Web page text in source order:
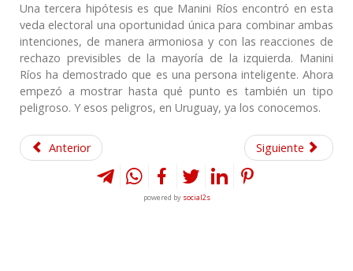
Una tercera hipótesis es que Manini Ríos encontró en esta
veda electoral una oportunidad única para combinar ambas
intenciones, de manera armoniosa y con las reacciones de
rechazo previsibles de la mayoría de la izquierda. Manini
Ríos ha demostrado que es una persona inteligente. Ahora
empezó a mostrar hasta qué punto es también un tipo
peligroso. Y esos peligros, en Uruguay, ya los conocemos.
Anterior Siguiente
powered by social2s